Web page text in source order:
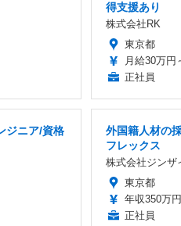
得支援あり
株式会社RK
東京都
月給30万円
正社員
ジニア/資格
外国籍人材の
フレックス
株式会社ジンザ
東京都
年収350万
正社員